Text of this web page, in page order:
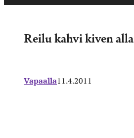
Reilu kahvi kiven alla
Vapaalla11.4.2011